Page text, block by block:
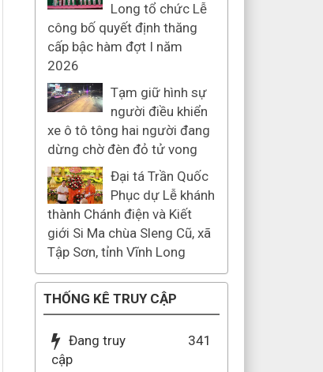
Long tổ chức Lễ
công bố quyết định thăng
cấp bậc hàm đợt I năm
2026
Tạm giữ hình sự
người điều khiển
xe ô tô tông hai người đang
dừng chờ đèn đỏ tử vong
Đại tá Trần Quốc
Phục dự Lễ khánh
thành Chánh điện và Kiết
giới Si Ma chùa Sleng Cũ, xã
Tập Sơn, tỉnh Vĩnh Long
THỐNG KÊ TRUY CẬP
Đang truy
cập
341